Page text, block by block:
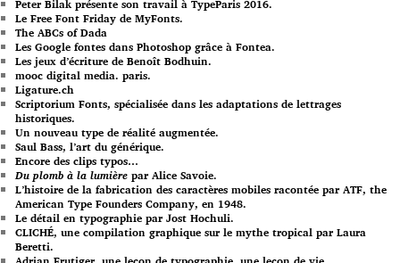
Peter Bilak présente son travail à TypeParis 2016.
Le Free Font Friday de MyFonts.
The ABCs of Dada
Les Google fontes dans Photoshop grâce à Fontea.
Les jeux d’écriture de Benoît Bodhuin.
mooc digital media. paris.
Ligature.ch
Scriptorium Fonts, spécialisée dans les adaptations de lettrages
historiques.
Un nouveau type de réalité augmentée.
Saul Bass, l’art du générique.
Encore des clips typos…
Du plomb à la lumière par Alice Savoie.
L’histoire de la fabrication des caractères mobiles racontée par ATF, the
American Type Founders Company, en 1948.
Le détail en typographie par Jost Hochuli.
CLICHÉ, une compilation graphique sur le mythe tropical par Laura
Beretti.